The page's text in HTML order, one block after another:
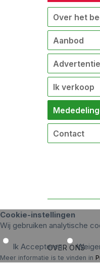
Over het
Aanbod
Ik verkoop
Contact
Cookie-instellingen
Wij gebruiken analytische
Ik Accepteren
Meer informatie is te vinden in
OVER ONS